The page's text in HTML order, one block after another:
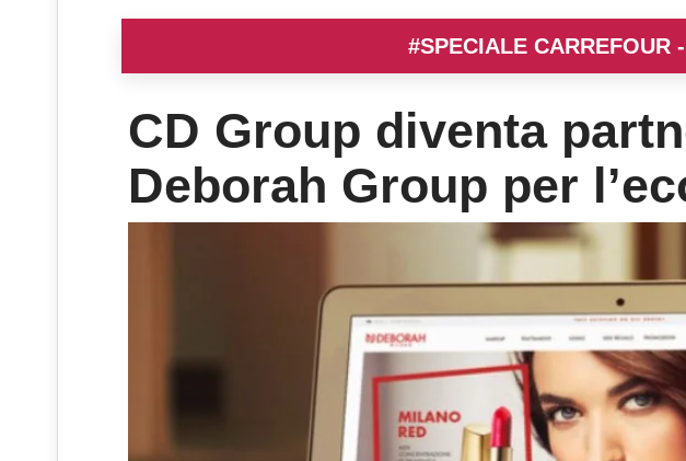
#SPECIALE CARREFOUR
CD Group diventa
Deborah Group per